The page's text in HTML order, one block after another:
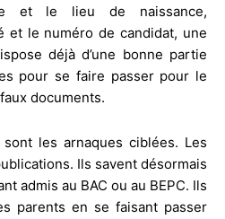
et le lieu de naissance,
et le numéro de candidat, une
déjà d’une bonne partie
pour se faire passer pour le
documents.
les arnaques ciblées. Les
Ils savent désormais
admis au BAC ou au BEPC. Ils
parents en se faisant passer